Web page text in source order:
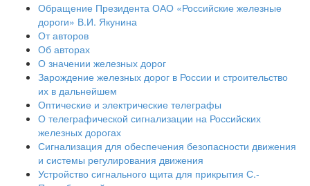
Обращение Президента ОАО «Российские железные
дороги» В.И. Якунина
От авторов
Об авторах
О значении железных дорог
Зарождение железных дорог в России и строительство
их в дальнейшем
Оптические и электрические телеграфы
О телеграфической сигнализации на Российских
железных дорогах
Сигнализация для обеспечения безопасности движения
и системы регулирования движения
Устройство сигнального щита для прикрытия С.-